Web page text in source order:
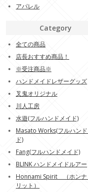
アパレル
Category
全ての商品
店長おすすめ商品！
※受注商品※
ハンドメイドレザーグッズ
叉鬼オリジナル
川人工房
水遊(フルハンドメイド)
Masato Works(フルハンド
ド)
Fang(フルハンドメイド)
BLINK ハンドメイドルアー
Honnami Spirit （ホンナ
リット）